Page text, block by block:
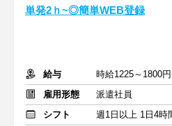
単発2ｈ~◎簡単WEB登録
給与
時給1225～1800
雇用形態
派遣社員
シフト
週1日以上 1日4時